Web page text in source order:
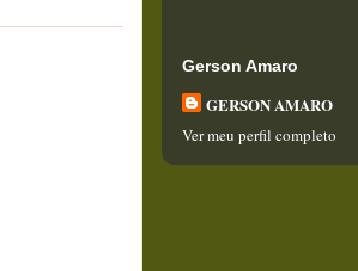
Gerson Amaro
GERSON AMARO
Ver meu perfil completo